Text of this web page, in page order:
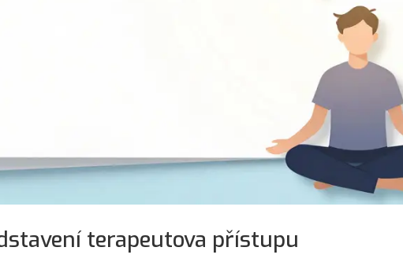
terapeutova přístupu